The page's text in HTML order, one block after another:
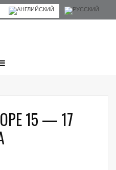
15 — 17